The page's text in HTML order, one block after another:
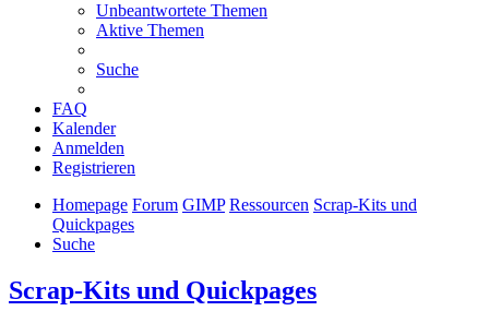
Unbeantwortete Themen
Aktive Themen
Suche
FAQ
Kalender
Anmelden
Registrieren
Homepage Forum GIMP Ressourcen Scrap-Kits und
Quickpages
Suche
Scrap-Kits und Quickpages